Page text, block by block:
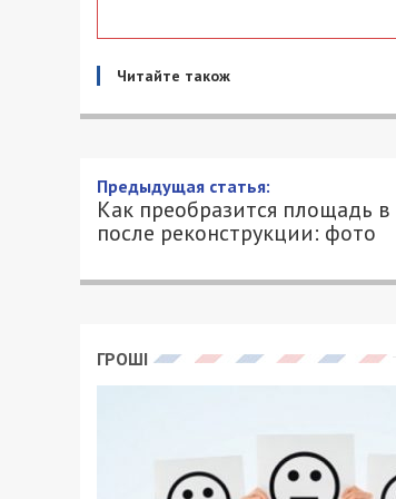
Читайте також
Как преобразится
реконструкции:
11/06/2021 - 13:40
появится пешеходная зона,
безопасно пересекать
Дело в том, что сейчас им
создает опасность для
площади, примыкающая к